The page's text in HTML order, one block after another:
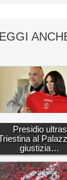
Presidio ultras
al
giustizia…